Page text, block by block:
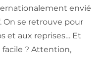
envié
On se retrouve pour
et aux reprises… Et
facile ? Attention,